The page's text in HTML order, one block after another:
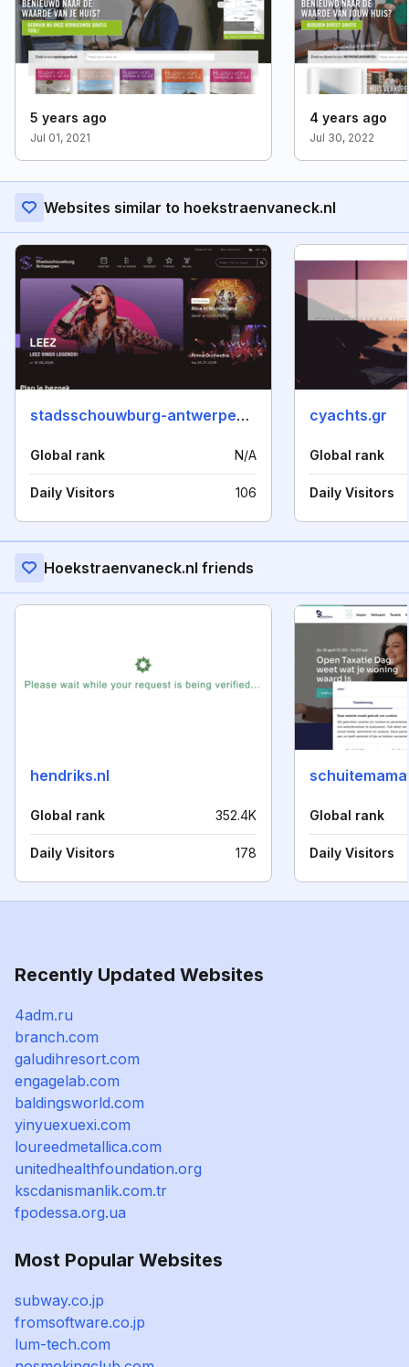
5 years ago
Jul 01, 2021
4 years ago
Jul 30, 2022
Websites similar to hoekstraenvaneck.nl
stadsschouwburg-antwerpen.be
Global rank N/A
Daily Visitors 106
cyachts.gr
Global rank
Daily Visitors
Hoekstraenvaneck.nl friends
hendriks.nl
Global rank 352.4K
Daily Visitors 178
Global rank
Daily Visitors
Recently Updated Websites
4adm.ru
branch.com
galudihresort.com
engagelab.com
baldingsworld.com
yinyuexuexi.com
loureedmetallica.com
unitedhealthfoundation.org
kscdanismanlik.com.tr
fpodessa.org.ua
Most Popular Websites
subway.co.jp
fromsoftware.co.jp
lum-tech.com